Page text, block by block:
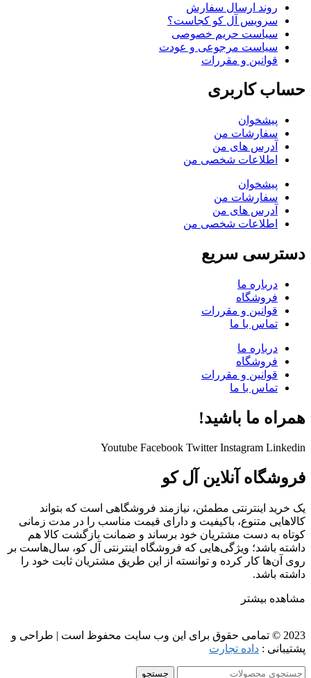
روند ارسال سفارش
سرویس آل کو کجاست؟
سیاست حریم خصوصی
سیاست مرجوعی و عودت
قوانین و مقررات
حساب کاربری
پیشخوان
سفارشات من
آدرس های من
اطلاعات شخصی من
پیشخوان
سفارشات من
آدرس های من
اطلاعات شخصی من
دسترسی سریع
درباره ما
فروشگاه
قوانین و مقررات
تماس با ما
درباره ما
فروشگاه
قوانین و مقررات
تماس با ما
همراه ما باشید!
Youtube Facebook Twitter Instagram Linkedin
فروشگاه آنلاین آل کو
یک خرید اینترنتی مطمئن، نیازمند فروشگاهی است که بتواند
کالاهایی متنوع، باکیفیت و دارای قیمت مناسب را در مدت زمانی
کوتاه به دست مشتریان خود برساند و ضمانت بازگشت کالا هم
داشته باشد؛ ویژگی‌هایی که فروشگاه اینترنتی آل کو، سال‌هاست بر
روی آن‌ها کار کرده و توانسته از این طریق مشتریان ثابت خود را
داشته باشد.
مشاهده بیشتر
2023 © تمامی حقوق برای این وب سایت محفوظ است | طراحی و
پشتیبانی : داده تجارت
جستجو